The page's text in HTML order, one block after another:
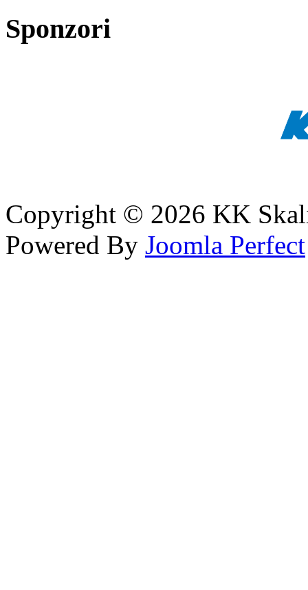
Sponzori
Copyright © 2026 KK
Powered By Joomla Perfect